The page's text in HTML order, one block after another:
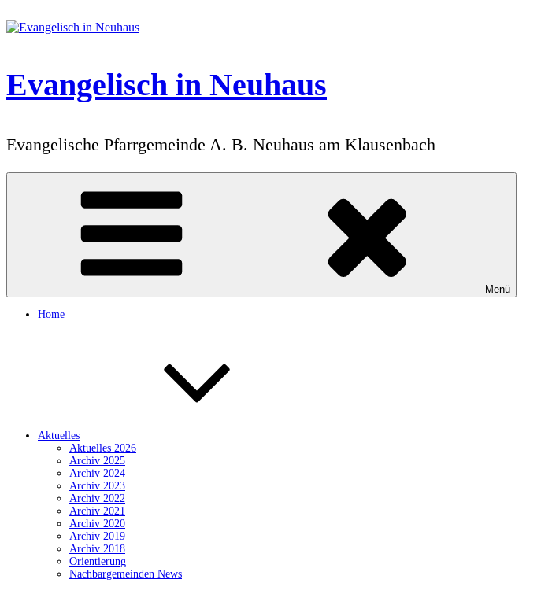
Inhalt
Evangelisch in Neuhaus
Evangelische Pfarrgemeinde A. B. Neuhaus am Klausenbach
Menü
Home
Aktuelles
Aktuelles 2026
Archiv 2025
Archiv 2024
Archiv 2023
Archiv 2022
Archiv 2021
Archiv 2020
Archiv 2019
Archiv 2018
Orientierung
Nachbargemeinden News